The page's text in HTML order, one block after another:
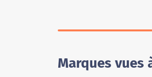
Marques vues